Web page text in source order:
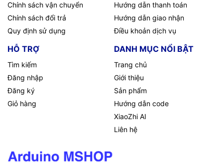
Chính sách vận chuyển
Chính sách đổi trả
Quy định sử dụng
Hướng dẫn thanh toán
Hướng dẫn giao nhận
Điều khoản dịch vụ
HỖ TRỢ
Tìm kiếm
Đăng nhập
Đăng ký
Giỏ hàng
DANH MỤC NỔI BẬT
Trang chủ
Giới thiệu
Sản phẩm
Hướng dẫn code
XiaoZhi AI
Liên hệ